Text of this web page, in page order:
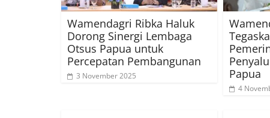
Wamendagri Ribka Haluk
Dorong Sinergi Lembaga
Otsus Papua untuk
Percepatan Pembangunan
3 November 2025
Papua
4